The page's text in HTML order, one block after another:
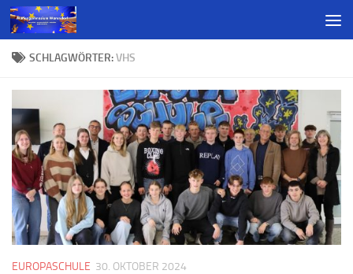
SCHLAGWÖRTER:VHS
EUROPASCHULE 30. OKTOBER 2024